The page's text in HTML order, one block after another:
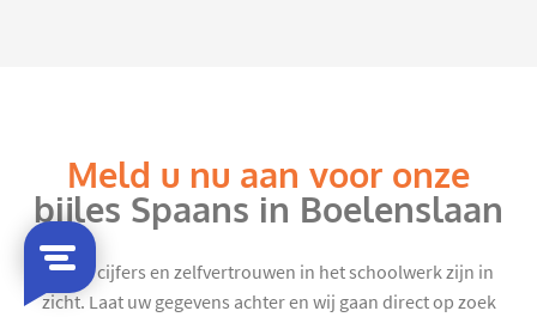
Meld u nu aan voor onze
bijles Spaans in Boelenslaan
Mooie cijfers en zelfvertrouwen in het schoolwerk zijn in
zicht. Laat uw gegevens achter en wij gaan direct op zoek